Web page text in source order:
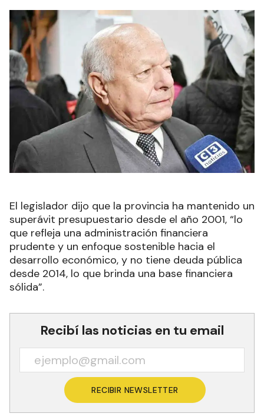
El legislador dijo que la provincia ha mantenido un
superávit presupuestario desde el año 2001, “lo
que refleja una administración financiera
prudente y un enfoque sostenible hacia el
desarrollo económico, y no tiene deuda pública
desde 2014, lo que brinda una base financiera
sólida”.
Recibí las noticias en tu email
RECIBIR NEWSLETTER